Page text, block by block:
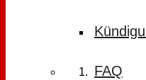
FAQ